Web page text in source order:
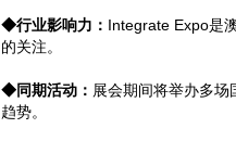
◆行业影响力： Integrate Expo是
的关注。
◆同期活动： 展会期间将举办多
趋势。